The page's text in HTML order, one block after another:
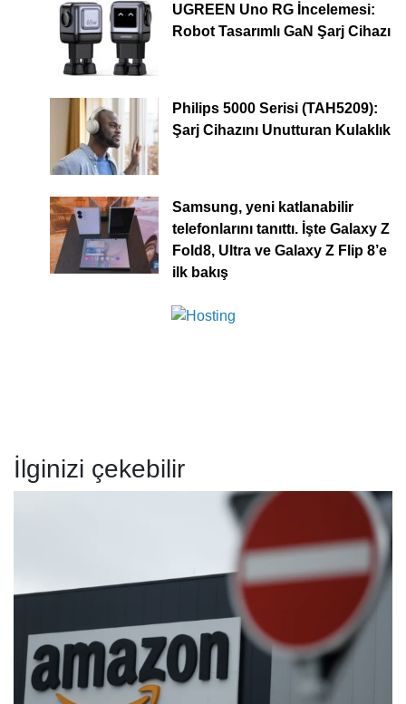
UGREEN Uno RG İncelemesi:
Robot Tasarımlı GaN Şarj Cihazı
Philips 5000 Serisi (TAH5209):
Şarj Cihazını Unutturan Kulaklık
Samsung, yeni katlanabilir
telefonlarını tanıttı. İşte Galaxy Z
Fold8, Ultra ve Galaxy Z Flip 8’e
ilk bakış
İlginizi çekebilir